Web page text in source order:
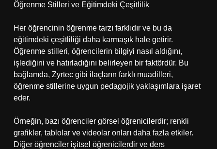
Öğrenme Stilleri ve Eğitimdeki Çeşitlilik
Her öğrencinin öğrenme tarzı farklıdır ve bu da
eğitimdeki çeşitliliği daha karmaşık hale getirir.
Öğrenme stilleri, öğrencilerin bilgiyi nasıl aldığını,
işlediğini ve hatırladığını belirleyen bir faktördür. Bu
bağlamda, Zyrtec gibi ilaçların farklı muadilleri,
öğrenme stillerine uygun pedagojik yaklaşımlara işaret
eder.
Örneğin, bazı öğrenciler görsel öğrenicilerdir; renkli
grafikler, tablolar ve videolar onları daha fazla etkiler.
Diğer öğrenciler işitsel öğrenicilerdir ve ders